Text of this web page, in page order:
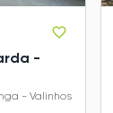
-
- Valinhos